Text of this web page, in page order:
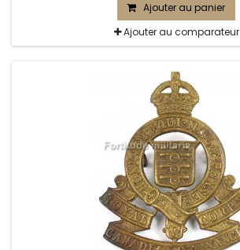
Ajouter au panier
Ajouter au comparateur